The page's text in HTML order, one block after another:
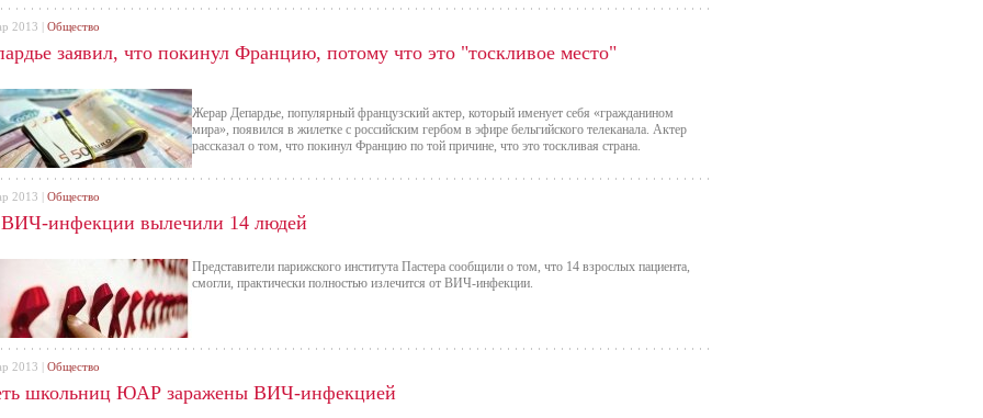
заявил, что покинул Францию, потому что это "тоскливое место"
Жерар Депардье, популярный французский актер, который именует себя «гражданином
мира», появился в жилетке с российским гербом в эфире бельгийского телеканала. Актер
рассказал о том, что покинул Францию по той причине, что это тоскливая страна.
2013 | Общество
инфекции вылечили 14 людей
Представители парижского института Пастера сообщили о том, что 14 взрослых пациента,
смогли, практически полностью излечится от ВИЧ-инфекции.
2013 | Общество
школьниц ЮАР заражены ВИЧ-инфекцией
2013 | Общество